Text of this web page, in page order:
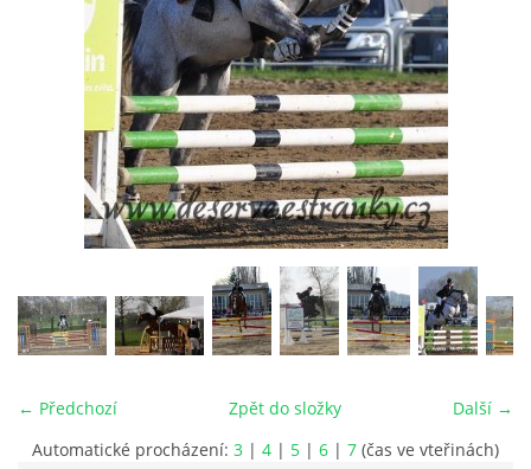
ODKAZY
NOVÝ PŘEKÁŽKOVÝ MATERIÁL
CENÍK SLUŽEB
PŘISPĚVEK ČUS KARVINA -PODPORA SPORTU V
MORAVSKOSLEZSKÉM KRAJI
← Předchozí Další →
Zpět do složky
Automatické procházení: 3 | 4 | 5 | 6 | 7 (čas ve vteřinách)